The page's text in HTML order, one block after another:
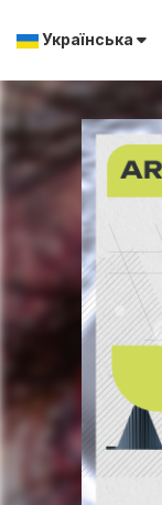
Українська